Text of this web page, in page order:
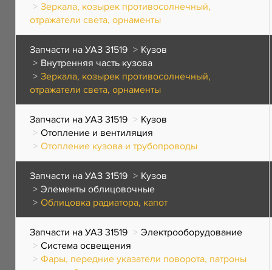
Зеркала, козырек противосолнечный,
отражатели света, орнаменты
Запчасти на УАЗ 31519
Кузов
Внутренняя часть кузова
Зеркала, козырек противосолнечный,
отражатели света, орнаменты
Запчасти на УАЗ 31519
Кузов
Отопление и вентиляция
Отопление кузова и трубопроводы
Запчасти на УАЗ 31519
Кузов
Элементы облицовочные
Облицовка радиатора, капот
Запчасти на УАЗ 31519
Электрооборудование
Система освещения
Фары, передние указатели поворота, патроны